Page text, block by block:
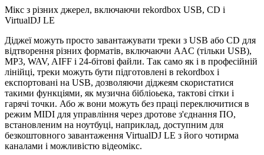
Мікс з різних джерел, включаючи rekordbox USB, CD і
VirtualDJ LE
Діджеї можуть просто завантажувати треки з USB або CD для
відтворення різних форматів, включаючи AAC (тільки USB),
MP3, WAV, AIFF і 24-бітові файли. Так само як і в професійній
лінійці, треки можуть бути підготовлені в rekordbox і
експортовані на USB, дозволяючи діджеям скористатися
такими функціями, як музична бібліоьека, тактові сітки і
гарячі точки. Або ж вони можуть без праці переключитися в
режим MIDI для управління через дротове з'єднання ПО,
встановленим на ноутбуці, наприклад, доступним для
безкоштовного завантаження VirtualDJ LE з його чотирма
каналами і можливістю відеомікс.